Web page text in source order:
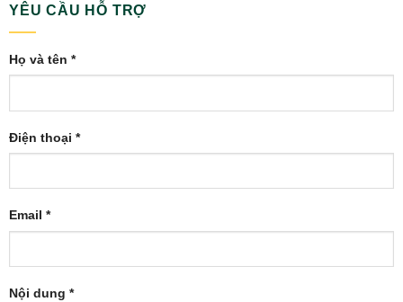
YÊU CẦU HỖ TRỢ
Họ và tên *
Điện thoại *
Email *
Nội dung *